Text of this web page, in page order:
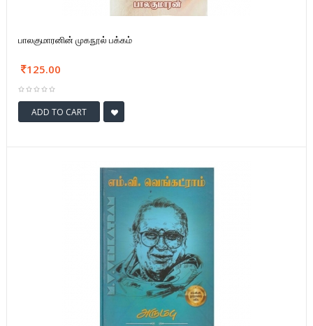
பாலகுமாரனின் முகநூல் பக்கம்
125.00
ADD TO CART